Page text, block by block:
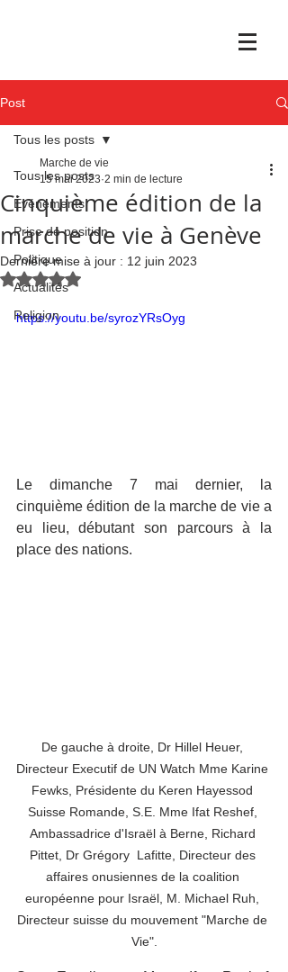
Post
Tous les posts
Événements
Prise de position
Politique
Actualités
Religion
Tous les posts
Cinquième édition de la
marche de vie à Genève
Marche de vie
15 mai 2023 2 min de lecture
Dernière mise à jour : 12 juin 2023
Noté NaN étoiles sur 5.
https://youtu.be/syrozYRsOyg
Le dimanche 7 mai dernier, la
cinquième édition de la marche de vie a
eu lieu, débutant son parcours à la
place des nations.
De gauche à droite, Dr Hillel Heuer,
Directeur Executif de UN Watch Mme Karine
Fewks, Présidente du Keren Hayessod
Suisse Romande, S.E. Mme Ifat Reshef,
Ambassadrice d'Israël à Berne, Richard
Pittet, Dr Grégory  Lafitte, Directeur des
affaires onusiennes de la coalition
européenne pour Israël, M. Michael Ruh,
Directeur suisse du mouvement "Marche de
Vie".